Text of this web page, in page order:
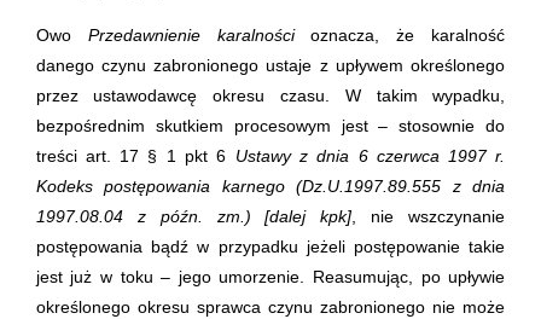
Owo Przedawnienie karalnościoznacza, że karalność
danego czynu zabronionego ustaje z upływem określonego
przez ustawodawcę okresu czasu. W takim wypadku,
bezpośrednim skutkiem procesowym jest – stosownie do
treści art. 17 § 1 pkt 6 Ustawy z dnia 6 czerwca 1997 r.
Kodeks postępowania karnego(Dz.U.1997.89.555 z dnia
1997.08.04 z późn. zm.) [dalej kpk] , nie wszczynanie
postępowania bądź w przypadku jeżeli postępowanie takie
jest już w toku – jego umorzenie. Reasumując, po upływie
określonego okresu sprawca czynu zabronionego nie może